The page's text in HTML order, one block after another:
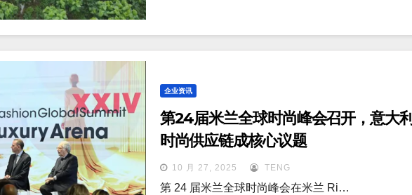
企业资讯
第24届米兰全球时尚峰会召开，意大利
时尚供应链成核心议题
10 月 27, 2025 TENG
第 24 届米兰全球时尚峰会在米兰 Ri…